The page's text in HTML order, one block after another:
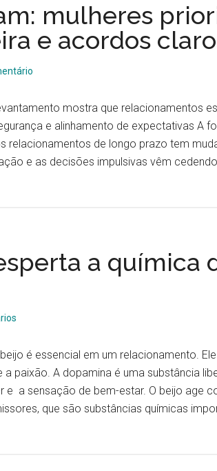
mulheres
e acordos
mostra que relacionamentos
e alinhamento de expectativas A
relacionamentos de longo prazo tem
e as decisões impulsivas vêm
a química
é essencial em um relacionamento.
paixão. A dopamina é uma substância
e a sensação de bem-estar. O beijo age
que são substâncias químicas